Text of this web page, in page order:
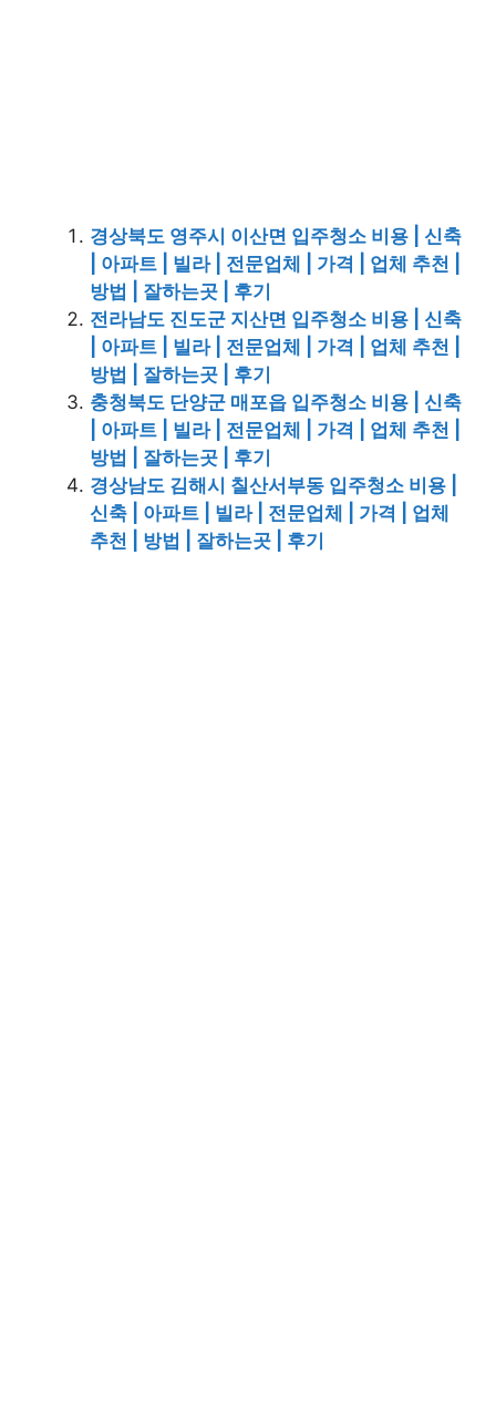
경상북도 영주시 이산면 입주청소 비용 | 신축
| 아파트 | 빌라 | 전문업체 | 가격 | 업체 추천 |
방법 | 잘하는곳 | 후기
전라남도 진도군 지산면 입주청소 비용 | 신축
| 아파트 | 빌라 | 전문업체 | 가격 | 업체 추천 |
방법 | 잘하는곳 | 후기
충청북도 단양군 매포읍 입주청소 비용 | 신축
| 아파트 | 빌라 | 전문업체 | 가격 | 업체 추천 |
방법 | 잘하는곳 | 후기
경상남도 김해시 칠산서부동 입주청소 비용 |
신축 | 아파트 | 빌라 | 전문업체 | 가격 | 업체
추천 | 방법 | 잘하는곳 | 후기